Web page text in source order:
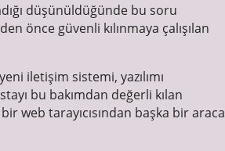
düşünüldüğünde bu soru
önce güvenli kılınmaya çalışılan
iletişim sistemi, yazılımı
bu bakımdan değerli kılan
web tarayıcısından başka bir araca